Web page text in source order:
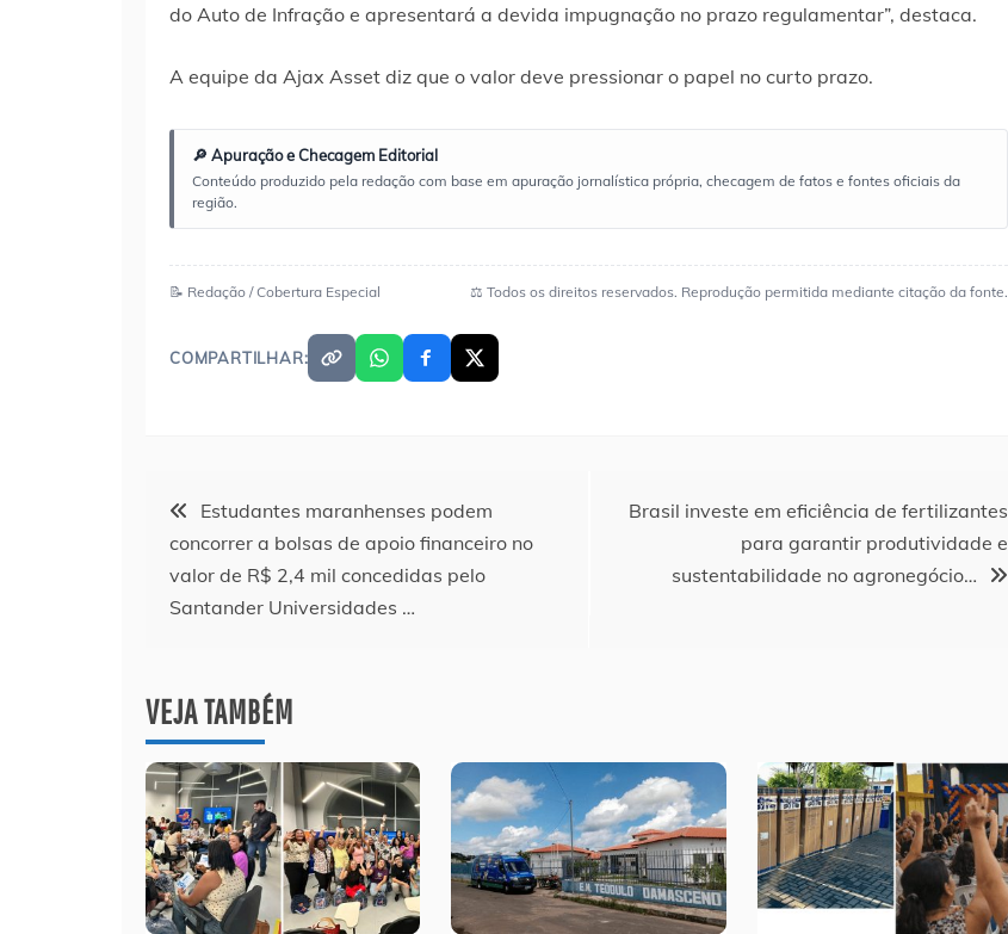
do Auto de Infração e apresentará a devida impugnação no prazo regulamentar”, destaca.
A equipe da Ajax Asset diz que o valor deve pressionar o papel no curto prazo.
🔎 Apuração e Checagem Editorial
Conteúdo produzido pela redação com base em apuração jornalística própria, checagem de fatos e fontes oficiais da
região.
📝 Redação / Cobertura Especial ⚖️ Todos os direitos reservados. Reprodução permitida mediante citação da fonte.
COMPARTILHAR:
Navegação
de
Estudantes maranhenses podem
concorrer a bolsas de apoio financeiro no
valor de R$ 2,4 mil concedidas pelo
Santander Universidades …
Brasil investe em eficiência de fertilizantes
para garantir produtividade e
sustentabilidade no agronegócio…
VEJA TAMBÉM